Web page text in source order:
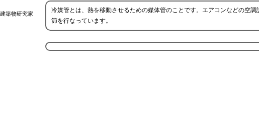
建築物研究家
冷媒管とは、熱を移動させるための媒体管のことです。エアコンなどの空
節を行なっています。